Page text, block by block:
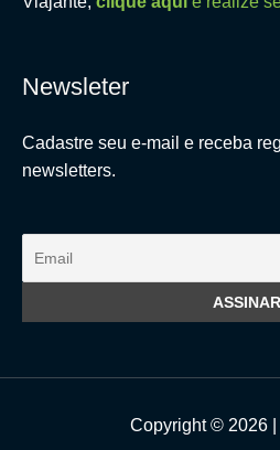
Newsleter
Cadastre seu e-mail e receba
newsletters.
Copyright © 2026